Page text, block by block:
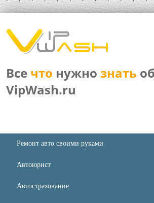
Все что нужно знать об
VipWash.ru
Ремонт авто своими руками
Автоюрист
Автострахование